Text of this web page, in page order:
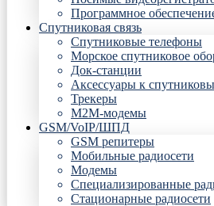
Программное
Спутниковая связь
Спутниковые телефоны
Морское спутниковое
Док-станции
Аксессуары к
Трекеры
М2М-модемы
GSM/VoIP/ШПД
GSM репитеры
Мобильные радиосети
Модемы
Специализированные
Стационарные радиосети